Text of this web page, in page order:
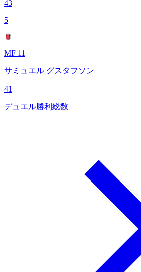
43
5
MF 11
サミュエル グスタフソン
41
デュエル勝利総数